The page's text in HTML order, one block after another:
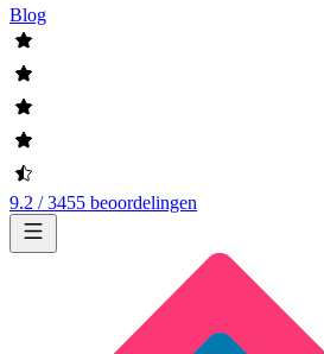
Blog
9.2 / 3455 beoordelingen